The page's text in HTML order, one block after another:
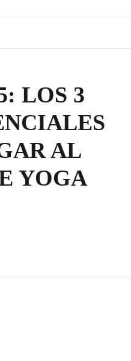
LOS 3
AL
YOGA